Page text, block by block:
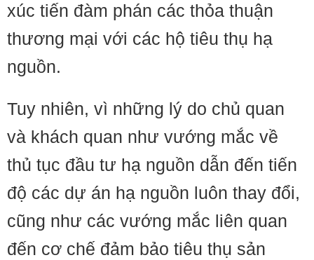
xúc tiến đàm phán các thỏa thuận
thương mại với các hộ tiêu thụ hạ
nguồn.
Tuy nhiên, vì những lý do chủ quan
và khách quan như vướng mắc về
thủ tục đầu tư hạ nguồn dẫn đến tiến
độ các dự án hạ nguồn luôn thay đổi,
cũng như các vướng mắc liên quan
đến cơ chế đảm bảo tiêu thụ sản